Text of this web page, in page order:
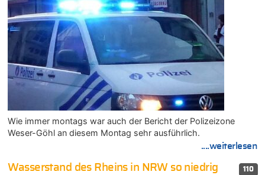
Wie immer montags war auch der Bericht der Polizeizone
Weser-Göhl an diesem Montag sehr ausführlich.
....weiterlesen
110
Wasserstand des Rheins in NRW so niedrig